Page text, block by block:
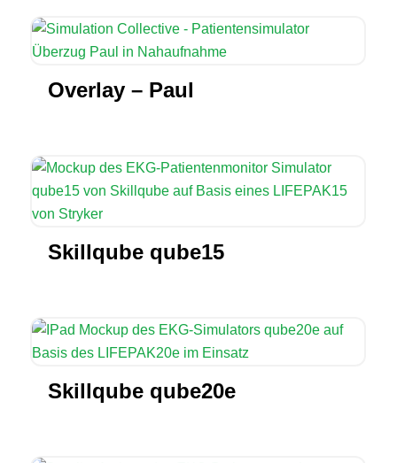
Overlay – Paul
Skillqube qube15
Skillqube qube20e